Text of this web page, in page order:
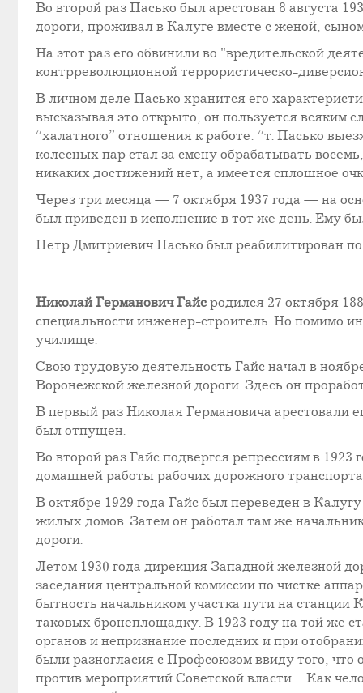
Во второй раз Пасько был арестован 8 августа
дороги, проживал в Калуге вместе с женой,
На этот раз его обвинили во "вредительской
контрреволюционной террористическо-
В личном деле Пасько хранится его
высказывая это открыто, он пользуется всяким
“халатного” отношения к работе: “т. Пасько
колесных пар стал за смену обрабатывать
никаких достижений нет, а имеется сплошное
Через три месяца — 7 октября 1937 года — на
был приведен в исполнение в тот же день. Ему
Петр Дмитриевич Пасько был реабилитирован
Николай Германович Гайс родился 27 октября
специальности инженер-строитель. Но помимо
училище.
Свою трудовую деятельность Гайс начал в
Воронежской железной дороги. Здесь он
В первый раз Николая Германовича арестовали
был отпущен.
Во второй раз Гайс подвергся репрессиям в
домашней работы рабочих дорожного
В октябре 1929 года Гайс был переведен в
жилых домов. Затем он работал там же
дороги.
Летом 1930 года дирекция Западной железной
заседания центральной комиссии по чистке
бытность начальником участка пути на
таковых бронеплощадку. В 1923 году на той же
органов и непризнание последних и при
были разногласия с Профсоюзом ввиду того,
против мероприятий Советской власти… Как